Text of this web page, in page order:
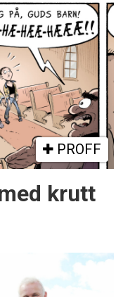
PROFF
krutt